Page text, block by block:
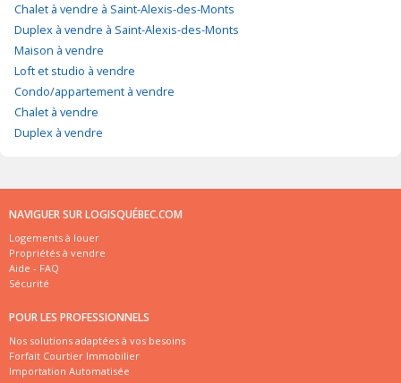
Chalet à vendre à Saint-Alexis-des-Monts
Duplex à vendre à Saint-Alexis-des-Monts
Maison à vendre
Loft et studio à vendre
Condo/appartement à vendre
Chalet à vendre
Duplex à vendre
NAVIGUER SUR LOGISQUÉBEC.COM
Logements à louer
Propriétés à vendre
Aide - FAQ
Sécurité
POUR LES PROFESSIONNELS
Nos solutions adaptées à vos besoins
Forfait Courtier Immobilier
Importation Automatisée